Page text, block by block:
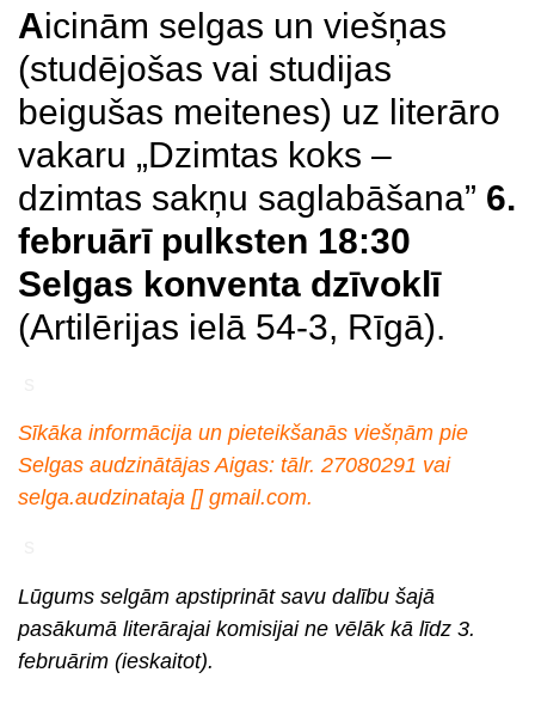
Aicinām selgas un viešņas
(studējošas vai studijas
beigušas meitenes) uz literāro
vakaru „Dzimtas koks –
dzimtas sakņu saglabāšana” 6.
februārī pulksten 18:30
Selgas konventa dzīvoklī
(Artilērijas ielā 54-3, Rīgā).
Sīkāka informācija un pieteikšanās viešņām pie
Selgas audzinātājas Aigas: tālr. 27080291 vai
selga.audzinataja [] gmail.com.
Lūgums selgām apstiprināt savu dalību šajā
pasākumā literārajai komisijai ne vēlāk kā līdz 3.
februārim (ieskaitot).